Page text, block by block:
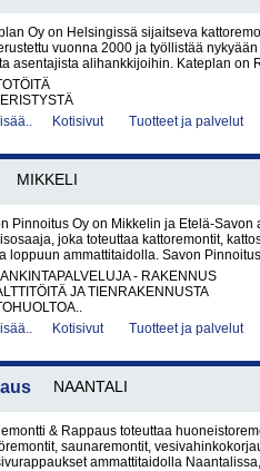
Oy on Helsingissä sijaitseva
vuonna 2000 ja työllistää
asentajista alihankkijoihin. Kateplan on
Kotisivut Tuotteet ja palvelut
MIKKELI
Pinnoitus Oy on Mikkelin ja Etelä-Savon
joka toteuttaa kattoremontit,
loppuun ammattitaidolla. Savon
- RAKENNUS
JA TIENRAKENNUSTA
Kotisivut Tuotteet ja palvelut
NAANTALI
& Rappaus toteuttaa
saunaremontit,
ammattitaidolla